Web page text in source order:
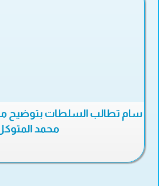
سام تطالب السلطات بتوضيح
محمد